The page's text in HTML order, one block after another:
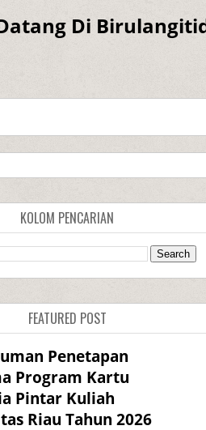
Di
KOLOM PENCARIAN
FEATURED POST
Penetapan
Program Kartu
Pintar Kuliah
Riau Tahun 2026